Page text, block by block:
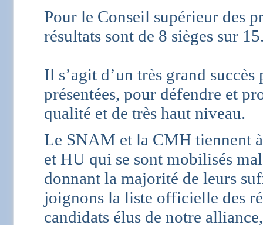
Pour le Conseil supérieur des
résultats sont de 8 sièges sur
Il s’agit d’un très grand
présentées, pour défendre et
qualité et de très haut niveau.
Le SNAM et la CMH tiennent
et HU qui se sont mobilisés
donnant la majorité de leurs
joignons la liste officielle des
candidats élus de notre